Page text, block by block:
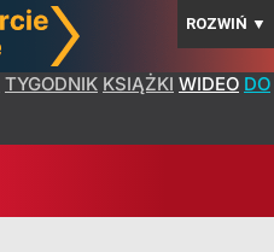
ROZWIŃ ▼
TYGODNIK KSIĄŻKI WIDEO DO